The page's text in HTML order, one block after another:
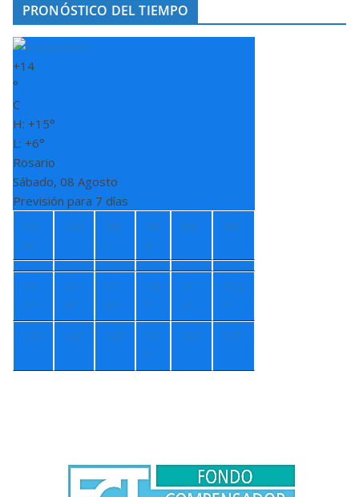
PRONÓSTICO DEL TIEMPO
+14
°
C
H: +15°
L: +6°
Rosario
Sábado, 08 Agosto
Previsión para 7 días
Do
m
Lun
Ma
r
Mi
é
Jue Vie
+1
7°
+1
4°
+1
3°
+9
°
+1
3°
+14
°
+5° +4° +4° +7
°
+8° +7°